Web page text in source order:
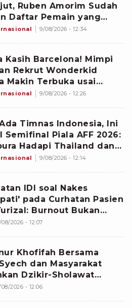
Ruben Amorim Sudah
Daftar Pemain yang
Musim Panas Ini
9/08/2026 - 12:34
Kasih Barcelona! Mimpi
Rekrut Wonderkid
Makin Terbuka usai
Kasih Lampu Hijau
9/08/2026 - 12:26
Timnas Indonesia, Ini
Semifinal Piala AFF 2026:
Hadapi Thailand dan
Jumpa Vietnam
9/08/2026 - 12:14
IDI soal Nakes
pada Curhatan Pasien
Burnout Bukan
2026 - 12:07
Khofifah Bersama
dan Masyarakat
Dzikir-Sholawat
HUT Ke-81 RI di Grahadi
2026 - 12:06